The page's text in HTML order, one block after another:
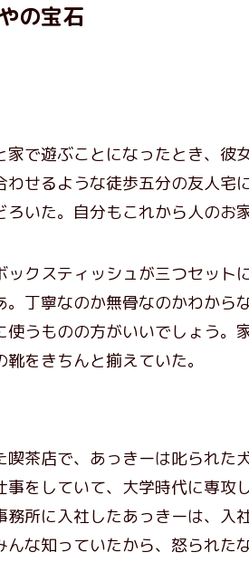
の宝石
で遊ぶことになったとき、彼
せるような徒歩五分の友人宅
いた。自分もこれから人のお
クスティッシュが三つセット
丁寧なのか無骨なのかわから
うものの方がいいでしょう。
をきちんと揃えていた。
茶店で、あっきーは叱られた
をしていて、大学時代に専攻
所に入社したあっきーは、入
な知っていたから、怒られた